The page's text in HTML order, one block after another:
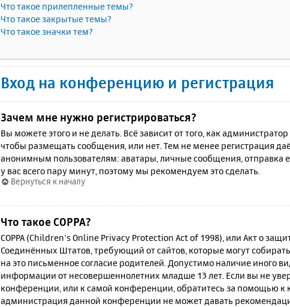
Что такое прилепленные темы?
Что такое закрытые темы?
Что такое значки тем?
Вход на конференцию и регистрация
Зачем мне нужно регистрироваться?
Вы можете этого и не делать. Всё зависит от того, как
чтобы размещать сообщения, или нет. Тем не менее регистрация
анонимным пользователям: аватары, личные сообщения, отправка
у вас всего пару минут, поэтому мы рекомендуем это сделать.
Вернуться к началу
Что такое COPPA?
COPPA (Children’s Online Privacy Protection Act of 1998), или Акт о
Соединённых Штатов, требующий от сайтов, которые могут
на это письменное согласие родителей. Допустимо наличие иного
информации от несовершеннолетних младше 13 лет. Если вы не
конференции, или к самой конференции, обратитесь за помощью к
администрация данной конференции не может давать